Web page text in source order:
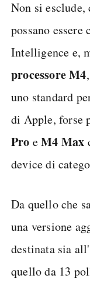
Non si esclude,
possano
Intelligence e,
processore M4
uno standard
di Apple, forse
Pro eM4 Max
device di
Da quello che
una versione
destinata sia
quello da 13